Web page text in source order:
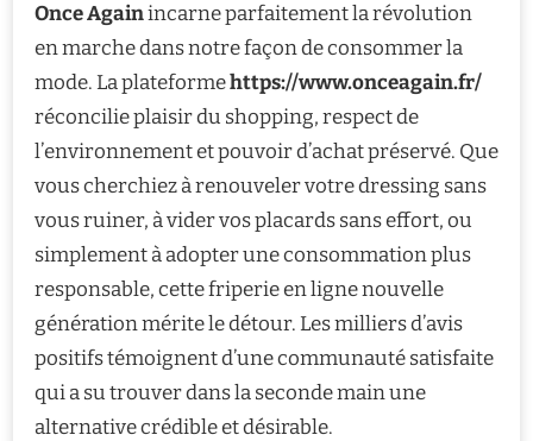
Once Againincarne parfaitement la révolution
en marche dans notre façon de consommer la
mode. La plateformehttps://www.onceagain.fr/
réconcilie plaisir du shopping, respect de
l’environnement et pouvoir d’achat préservé. Que
vous cherchiez à renouveler votre dressing sans
vous ruiner, à vider vos placards sans effort, ou
simplement à adopter une consommation plus
responsable, cette friperie en ligne nouvelle
génération mérite le détour. Les milliers d’avis
positifs témoignent d’une communauté satisfaite
qui a su trouver dans la seconde main une
alternative crédible et désirable.